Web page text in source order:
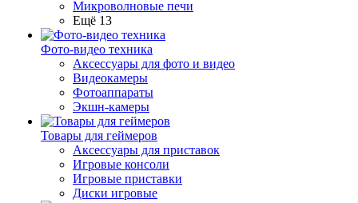
Микроволновые печи
Ещё 13
Фото-видео техника
Аксессуары для фото и видео
Видеокамеры
Фотоаппараты
Экшн-камеры
Товары для геймеров
Аксессуары для приставок
Игровые консоли
Игровые приставки
Диски игровые